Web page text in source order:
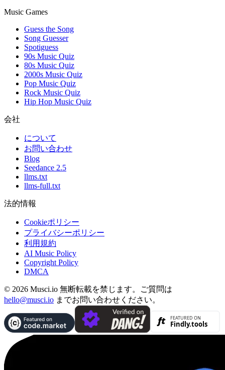
Music Games
Guess the Song
Song Guesser
Spotiguess
90s Music Quiz
80s Music Quiz
2000s Music Quiz
Pop Music Quiz
Rock Music Quiz
Hip Hop Music Quiz
会社
について
お問い合わせ
Blog
Seedance 2.5
llms.txt
llms-full.txt
法的情報
Cookieポリシー
プライバシーポリシー
利用規約
AI Music Policy
Copyright Policy
DMCA
© 2026 Musci.io 無断転載を禁じます。ご質問は
hello@musci.io までお問い合わせください。